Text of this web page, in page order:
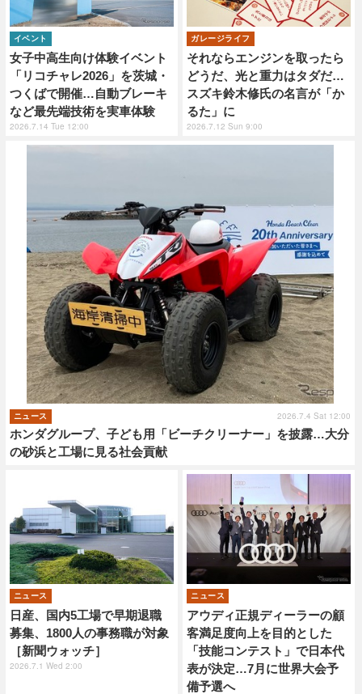
女子中高生向け体験イベント
「リコチャレ2026」を茨城・
つくばで開催…自動ブレーキ
など最先端技術を実車体験
イベント
2026.7.14 Tue 12:00
それならエンジンを取ったら
どうだ、光と重力はタダだ…
スズキ鈴木修氏の名言が「か
るた」に
ガレージライフ
2026.7.12 Sun 9:00
ホンダグループ、子ども用「ビーチクリーナー」を披露…大分
の砂浜と工場に見る社会貢献
ニュース 2026.7.4 Sat 12:00
日産、国内5工場で早期退職
募集、1800人の事務職が対象
［新聞ウォッチ］
ニュース
2026.7.1 Wed 2:00
アウディ正規ディーラーの顧
客満足度向上を目的とした
「技能コンテスト」で日本代
表が決定…7月に世界大会予
備予選へ
ニュース